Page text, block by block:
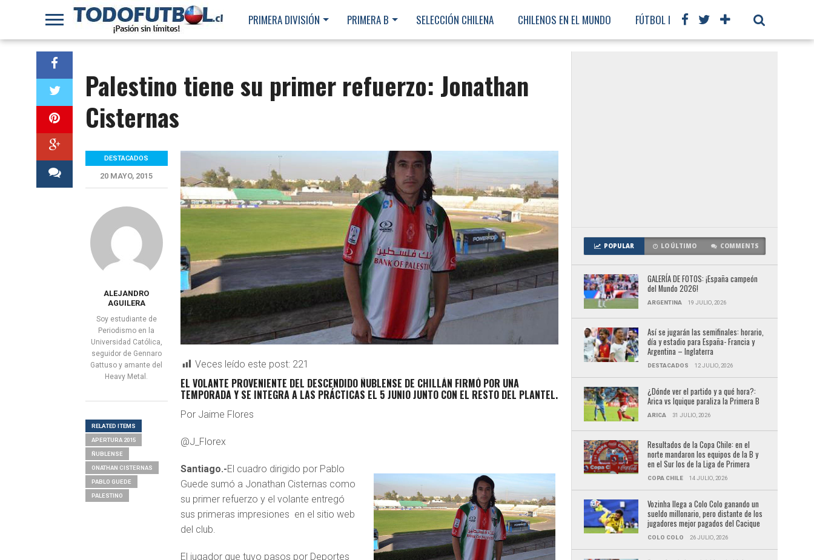
PRIMERA DIVISIÓN PRIMERA B SELECCIÓN CHILENA CHILENOS EN EL MUNDO FÚTBOL INTERNACIONAL
Palestino tiene su primer refuerzo: Jonathan
Cisternas
Veces leído este post: 221
EL VOLANTE PROVENIENTE DEL DESCENDIDO ÑUBLENSE DE CHILLÁN FIRMÓ POR UNA
TEMPORADA Y SE INTEGRA A LAS PRÁCTICAS EL 5 JUNIO JUNTO CON EL RESTO DEL PLANTEL.
Por Jaime Flores
@J_Florex
Santiago.-El cuadro dirigido por Pablo
Guede sumó a Jonathan Cisternas como
su primer refuerzo y el volante entregó
sus primeras impresiones en el sitio web
del club.
El jugador que tuvo pasos por Deportes
DESTACADOS
20 MAYO, 2015
ALEJANDRO
AGUILERA
Soy estudiante de
Periodismo en la
Universidad Católica,
seguidor de Gennaro
Gattuso y amante del
Heavy Metal.
RELATED ITEMS
APERTURA 2015
ÑUBLENSE
ONATHAN CISTERNAS
PABLO GUEDE
PALESTINO
POPULAR LO ÚLTIMO COMMENTS
GALERÍA DE FOTOS: ¡España campeón
del Mundo 2026!
ARGENTINA 19 JULIO, 2026
Así se jugarán las semifinales: horario,
día y estadio para España- Francia y
Argentina – Inglaterra
DESTACADOS 12 JULIO, 2026
¿Dónde ver el partido y a qué hora?:
Arica vs Iquique paraliza la Primera B
ARICA 31 JULIO, 2026
Resultados de la Copa Chile: en el
norte mandaron los equipos de la B y
en el Sur los de la Liga de Primera
COPA CHILE 14 JULIO, 2026
Vozinha llega a Colo Colo ganando un
sueldo millonario, pero distante de los
jugadores mejor pagados del Cacique
COLO COLO 26 JULIO, 2026